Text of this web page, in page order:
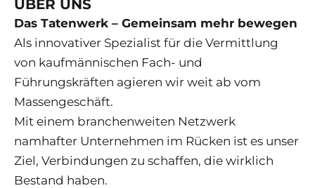
ÜBER UNS
Das Tatenwerk – Gemeinsam mehr bewegen
Als innovativer Spezialist für die Vermittlung
von kaufmännischen Fach- und
Führungskräften agieren wir weit ab vom
Massengeschäft.
Mit einem branchenweiten Netzwerk
namhafter Unternehmen im Rücken ist es unser
Ziel, Verbindungen zu schaffen, die wirklich
Bestand haben.